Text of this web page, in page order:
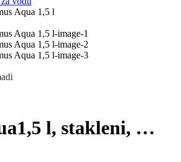
1,5 l, stakleni, …